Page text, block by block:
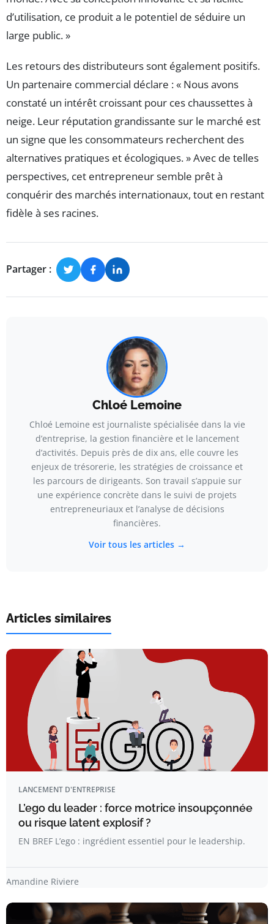
d’utilisation, ce produit a le potentiel de séduire un
large public. »
Les retours des distributeurs sont également positifs.
Un partenaire commercial déclare : « Nous avons
constaté un intérêt croissant pour ces chaussettes à
neige. Leur réputation grandissante sur le marché est
un signe que les consommateurs recherchent des
alternatives pratiques et écologiques. » Avec de telles
perspectives, cet entrepreneur semble prêt à
conquérir des marchés internationaux, tout en restant
fidèle à ses racines.
Partager :
Chloé Lemoine
Chloé Lemoine est journaliste spécialisée dans la vie
d’entreprise, la gestion financière et le lancement
d’activités. Depuis près de dix ans, elle couvre les
enjeux de trésorerie, les stratégies de croissance et
les parcours de dirigeants. Son travail s’appuie sur
une expérience concrète dans le suivi de projets
entrepreneuriaux et l’analyse de décisions
financières.
Voir tous les articles →
Articles similaires
LANCEMENT D'ENTREPRISE
L’ego du leader : force motrice insoupçonnée
ou risque latent explosif ?
EN BREF L’ego : ingrédient essentiel pour le leadership.
Amandine Riviere